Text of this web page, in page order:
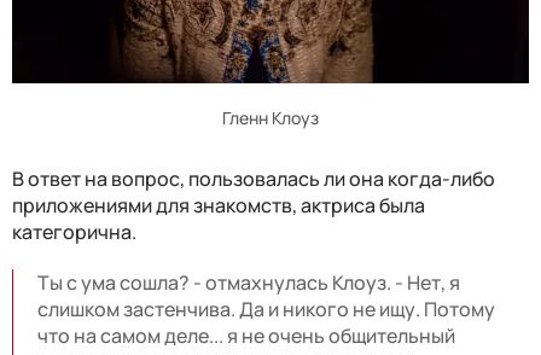
Гленн Клоуз
В ответ на вопрос, пользовалась ли она когда-либо
приложениями для знакомств, актриса была
категорична.
Ты с ума сошла? - отмахнулась Клоуз. - Нет, я
слишком застенчива. Да и никого не ищу. Потому
что на самом деле... я не очень общительный